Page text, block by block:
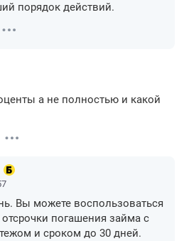
порядок действий.
а не полностью и какой
Вы можете воспользоваться
погашения займа с
и сроком до 30 дней.